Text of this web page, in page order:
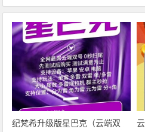
纪梵希升级版星巴克（云端双